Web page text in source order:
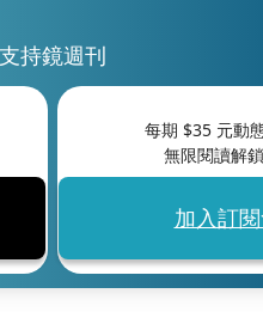
支持鏡週刊
每期 $35元動
無限閱讀解
加入訂